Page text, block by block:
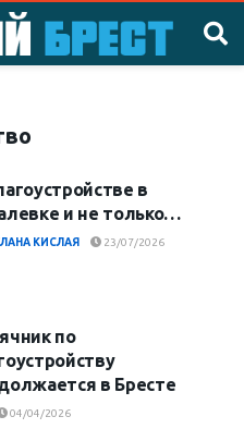
в
и не только…
КИСЛАЯ 23/07/2026
по
в Бресте
04/04/2026